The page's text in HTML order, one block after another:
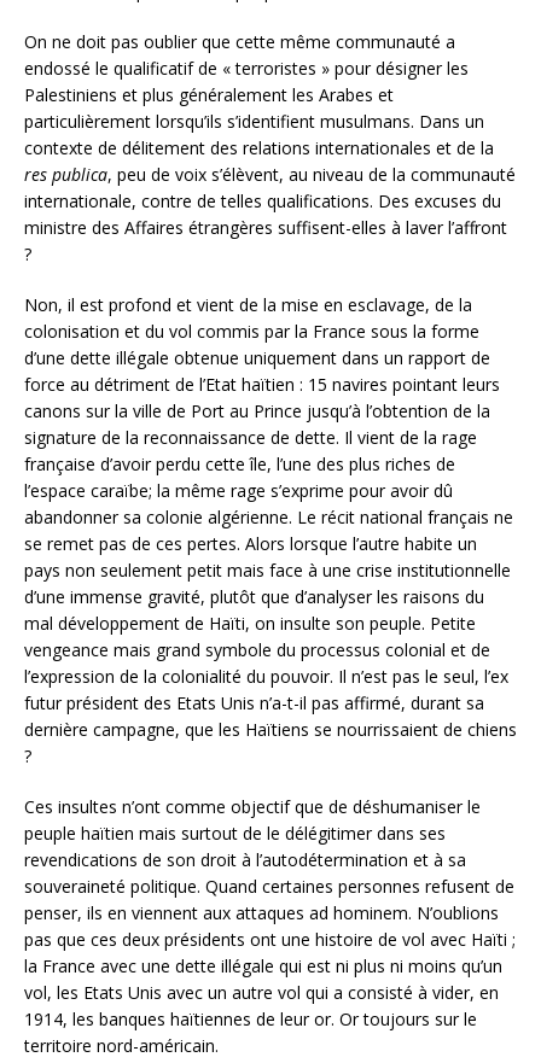
On ne doit pas oublier que cette même communauté a
endossé le qualificatif de « terroristes » pour désigner les
Palestiniens et plus généralement les Arabes et
particulièrement lorsqu’ils s’identifient musulmans. Dans un
contexte de délitement des relations internationales et de la
res publica, peu de voix s’élèvent, au niveau de la communauté
internationale, contre de telles qualifications. Des excuses du
ministre des Affaires étrangères suffisent-elles à laver l’affront
?
Non, il est profond et vient de la mise en esclavage, de la
colonisation et du vol commis par la France sous la forme
d’une dette illégale obtenue uniquement dans un rapport de
force au détriment de l’Etat haïtien : 15 navires pointant leurs
canons sur la ville de Port au Prince jusqu’à l’obtention de la
signature de la reconnaissance de dette. Il vient de la rage
française d’avoir perdu cette île, l’une des plus riches de
l’espace caraïbe; la même rage s’exprime pour avoir dû
abandonner sa colonie algérienne. Le récit national français ne
se remet pas de ces pertes. Alors lorsque l’autre habite un
pays non seulement petit mais face à une crise institutionnelle
d’une immense gravité, plutôt que d’analyser les raisons du
mal développement de Haïti, on insulte son peuple. Petite
vengeance mais grand symbole du processus colonial et de
l’expression de la colonialité du pouvoir. Il n’est pas le seul, l’ex
futur président des Etats Unis n’a-t-il pas affirmé, durant sa
dernière campagne, que les Haïtiens se nourrissaient de chiens
?
Ces insultes n’ont comme objectif que de déshumaniser le
peuple haïtien mais surtout de le délégitimer dans ses
revendications de son droit à l’autodétermination et à sa
souveraineté politique. Quand certaines personnes refusent de
penser, ils en viennent aux attaques ad hominem. N’oublions
pas que ces deux présidents ont une histoire de vol avec Haïti ;
la France avec une dette illégale qui est ni plus ni moins qu’un
vol, les Etats Unis avec un autre vol qui a consisté à vider, en
1914, les banques haïtiennes de leur or. Or toujours sur le
territoire nord-américain.